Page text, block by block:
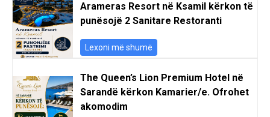
Arameras Resort në Ksamil kërkon të
punësojë 2 Sanitare Restoranti
Lexoni më shumë
The Queen’s Lion Premium Hotel në
Sarandë kërkon Kamarier/e. Ofrohet
akomodim